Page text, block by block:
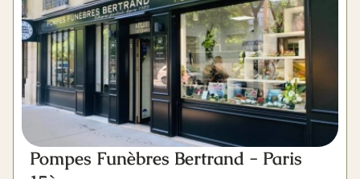
Pompes Funèbres Bertrand - Paris